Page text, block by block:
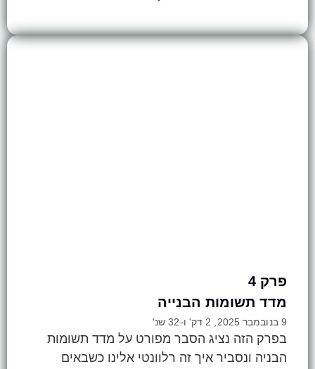
פרק 4
מדד תשומות הבנייה
9 בנובמבר 2025, 2 דק' ו-32 שנ'
בפרק הזה נציג הסבר מפורט על מדד תשומות
הבניה ונסביר איך זה רלוונטי אלינו כשבאים